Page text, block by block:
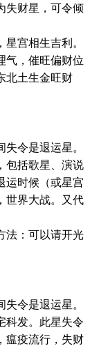
失财星，可令倾
宫相生吉利。
气，催旺偏财位
北土生金旺财
令是退运星。
包括歌星、演说
运时候（或星宫
世界大战。又代
法：可以请开光
令是退运星。
科发。此星失令
瘟疫流行，失财